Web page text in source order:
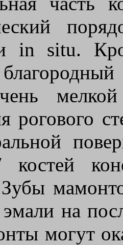
in situ.
рогового
костей
Зубы
на
могут